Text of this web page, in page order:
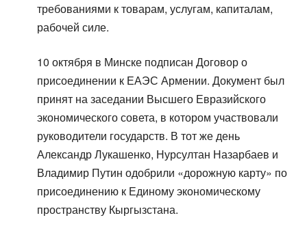
требованиями к товарам, услугам, капиталам,
рабочей силе.
10 октября в Минске подписан Договор о
присоединении к ЕАЭС Армении. Документ был
принят на заседании Высшего Евразийского
экономического совета, в котором участвовали
руководители государств. В тот же день
Александр Лукашенко, Нурсултан Назарбаев и
Владимир Путин одобрили «дорожную карту» по
присоединению к Единому экономическому
пространству Кыргызстана.